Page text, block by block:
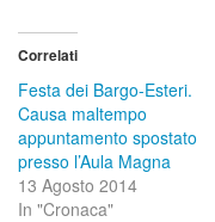
Correlati
Festa dei Bargo-Esteri.
Causa maltempo
appuntamento spostato
presso l’Aula Magna
13 Agosto 2014
In "Cronaca"